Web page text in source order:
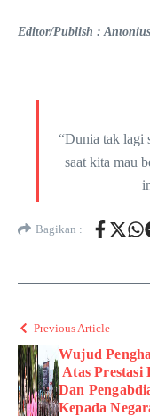
Editor/Publish :
“Dunia tak lagi
saat kita mau
Bagikan :
Previous Article
Wujud
Atas Prestasi
Dan
Kepada